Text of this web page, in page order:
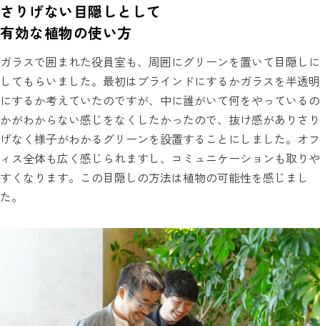
さりげない目隠しとして
有効な植物の使い方
ガラスで囲まれた役員室も、周囲にグリーンを置いて目隠しに
してもらいました。最初はブラインドにするかガラスを半透明
にするか考えていたのですが、中に誰がいて何をやっているの
かがわからない感じをなくしたかったので、抜け感がありさり
げなく様子がわかるグリーンを設置することにしました。オフ
ィス全体も広く感じられますし、コミュニケーションも取りや
すくなります。この目隠しの方法は植物の可能性を感じまし
た。